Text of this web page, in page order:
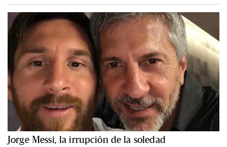
Jorge Messi, la irrupción de la soledad